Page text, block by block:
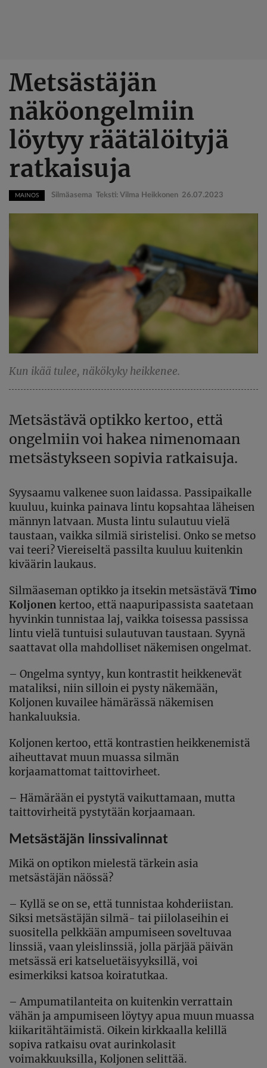
pääsisältöön
Metsästäjän
näköongelmiin
löytyy räätälöityjä
ratkaisuja
MAINOS Silmäasema Teksti: Vilma Heikkonen 26.07.2023
Kun ikää tulee, näkökyky heikkenee.
Metsästävä optikko kertoo, että
ongelmiin voi hakea nimenomaan
metsästykseen sopivia ratkaisuja.
Syysaamu valkenee suon laidassa. Passipaikalle
kuuluu, kuinka painava lintu kopsahtaa läheisen
männyn latvaan. Musta lintu sulautuu vielä
taustaan, vaikka silmiä siristelisi. Onko se metso
vai teeri? Viereiseltä passilta kuuluu kuitenkin
kiväärin laukaus.
Silmäaseman optikko ja itsekin metsästävä Timo
Koljonen kertoo, että naapuripassista saatetaan
hyvinkin tunnistaa laj, vaikka toisessa passissa
lintu vielä tuntuisi sulautuvan taustaan. Syynä
saattavat olla mahdolliset näkemisen ongelmat.
– Ongelma syntyy, kun kontrastit heikkenevät
mataliksi, niin silloin ei pysty näkemään,
Koljonen kuvailee hämärässä näkemisen
hankaluuksia.
Koljonen kertoo, että kontrastien heikkenemistä
aiheuttavat muun muassa silmän
korjaamattomat taittovirheet.
– Hämärään ei pystytä vaikuttamaan, mutta
taittovirheitä pystytään korjaamaan.
Metsästäjän linssivalinnat
Mikä on optikon mielestä tärkein asia
metsästäjän näössä?
– Kyllä se on se, että tunnistaa kohderiistan.
Siksi metsästäjän silmä- tai piilolaseihin ei
suositella pelkkään ampumiseen soveltuvaa
linssiä, vaan yleislinssiä, jolla pärjää päivän
metsässä eri katseluetäisyyksillä, voi
esimerkiksi katsoa koiratutkaa.
– Ampumatilanteita on kuitenkin verrattain
vähän ja ampumiseen löytyy apua muun muassa
kiikaritähtäimistä. Oikein kirkkaalla kelillä
sopiva ratkaisu ovat aurinkolasit
voimakkuuksilla, Koljonen selittää.